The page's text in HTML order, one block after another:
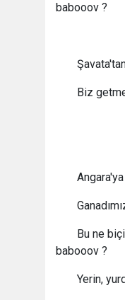
babooov ?
Biz
Bu ne
babooov ?
Yerin,